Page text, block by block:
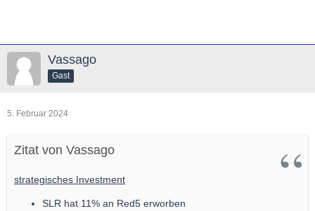
Vassago
Gast
5. Februar 2024
Zitat von Vassago
strategisches Investment
SLR hat 11% an Red5 erworben